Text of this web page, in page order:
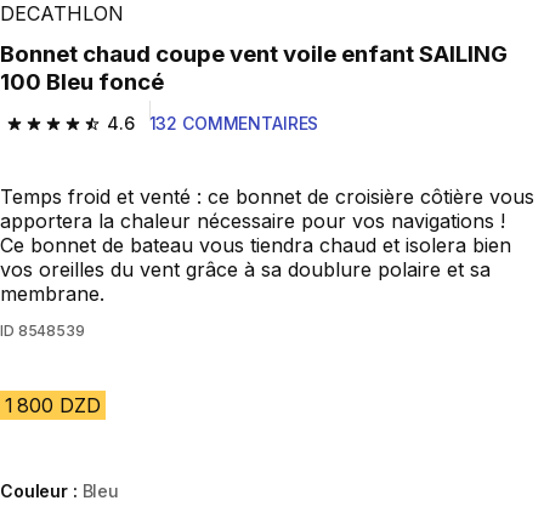
DECATHLON
Bonnet chaud coupe vent voile enfant SAILING
100 Bleu foncé
4.6
4.6 out of 5 stars from 132 reviews
132 COMMENTAIRES
Temps froid et venté : ce bonnet de croisière côtière vous
apportera la chaleur nécessaire pour vos navigations !
Ce bonnet de bateau vous tiendra chaud et isolera bien
vos oreilles du vent grâce à sa doublure polaire et sa
membrane.
ID 8548539
1 800 DZD
Couleur : Bleu